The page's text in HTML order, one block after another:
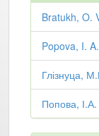
Bratukh, O.
Popova, I. A.
Глізнуца,
Попова, І.А.